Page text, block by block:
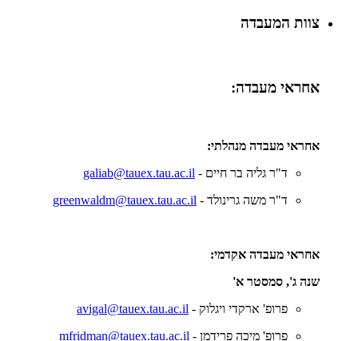
צוות המעבדה
אחראי מעבדה:
אחראי מעבדה מנהלתי:
ד"ר גליה בר חיים - galiab@tauex.tau.ac.il
ד"ר משה גרינולד - greenwaldm@tauex.tau.ac.il
אחראי מעבדה אקדמי:
שנה ג', סמסטר א'
פרופ' ארקדי ויגלוק - avigal@tauex.tau.ac.il
פרופ' מיכה פרידמן - mfridman@tauex.tau.ac.il